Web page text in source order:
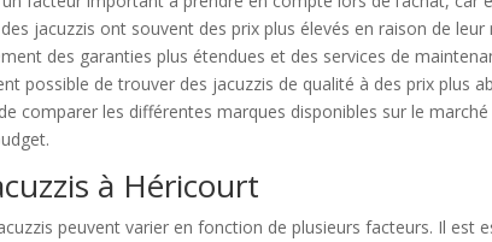
jacuzzis ont souvent des prix plus élevés en raison de
des garanties plus étendues et des services de
possible de trouver des jacuzzis de qualité à des prix
comparer les différentes marques disponibles sur le
à Héricourt
peuvent varier en fonction de plusieurs facteurs. Il